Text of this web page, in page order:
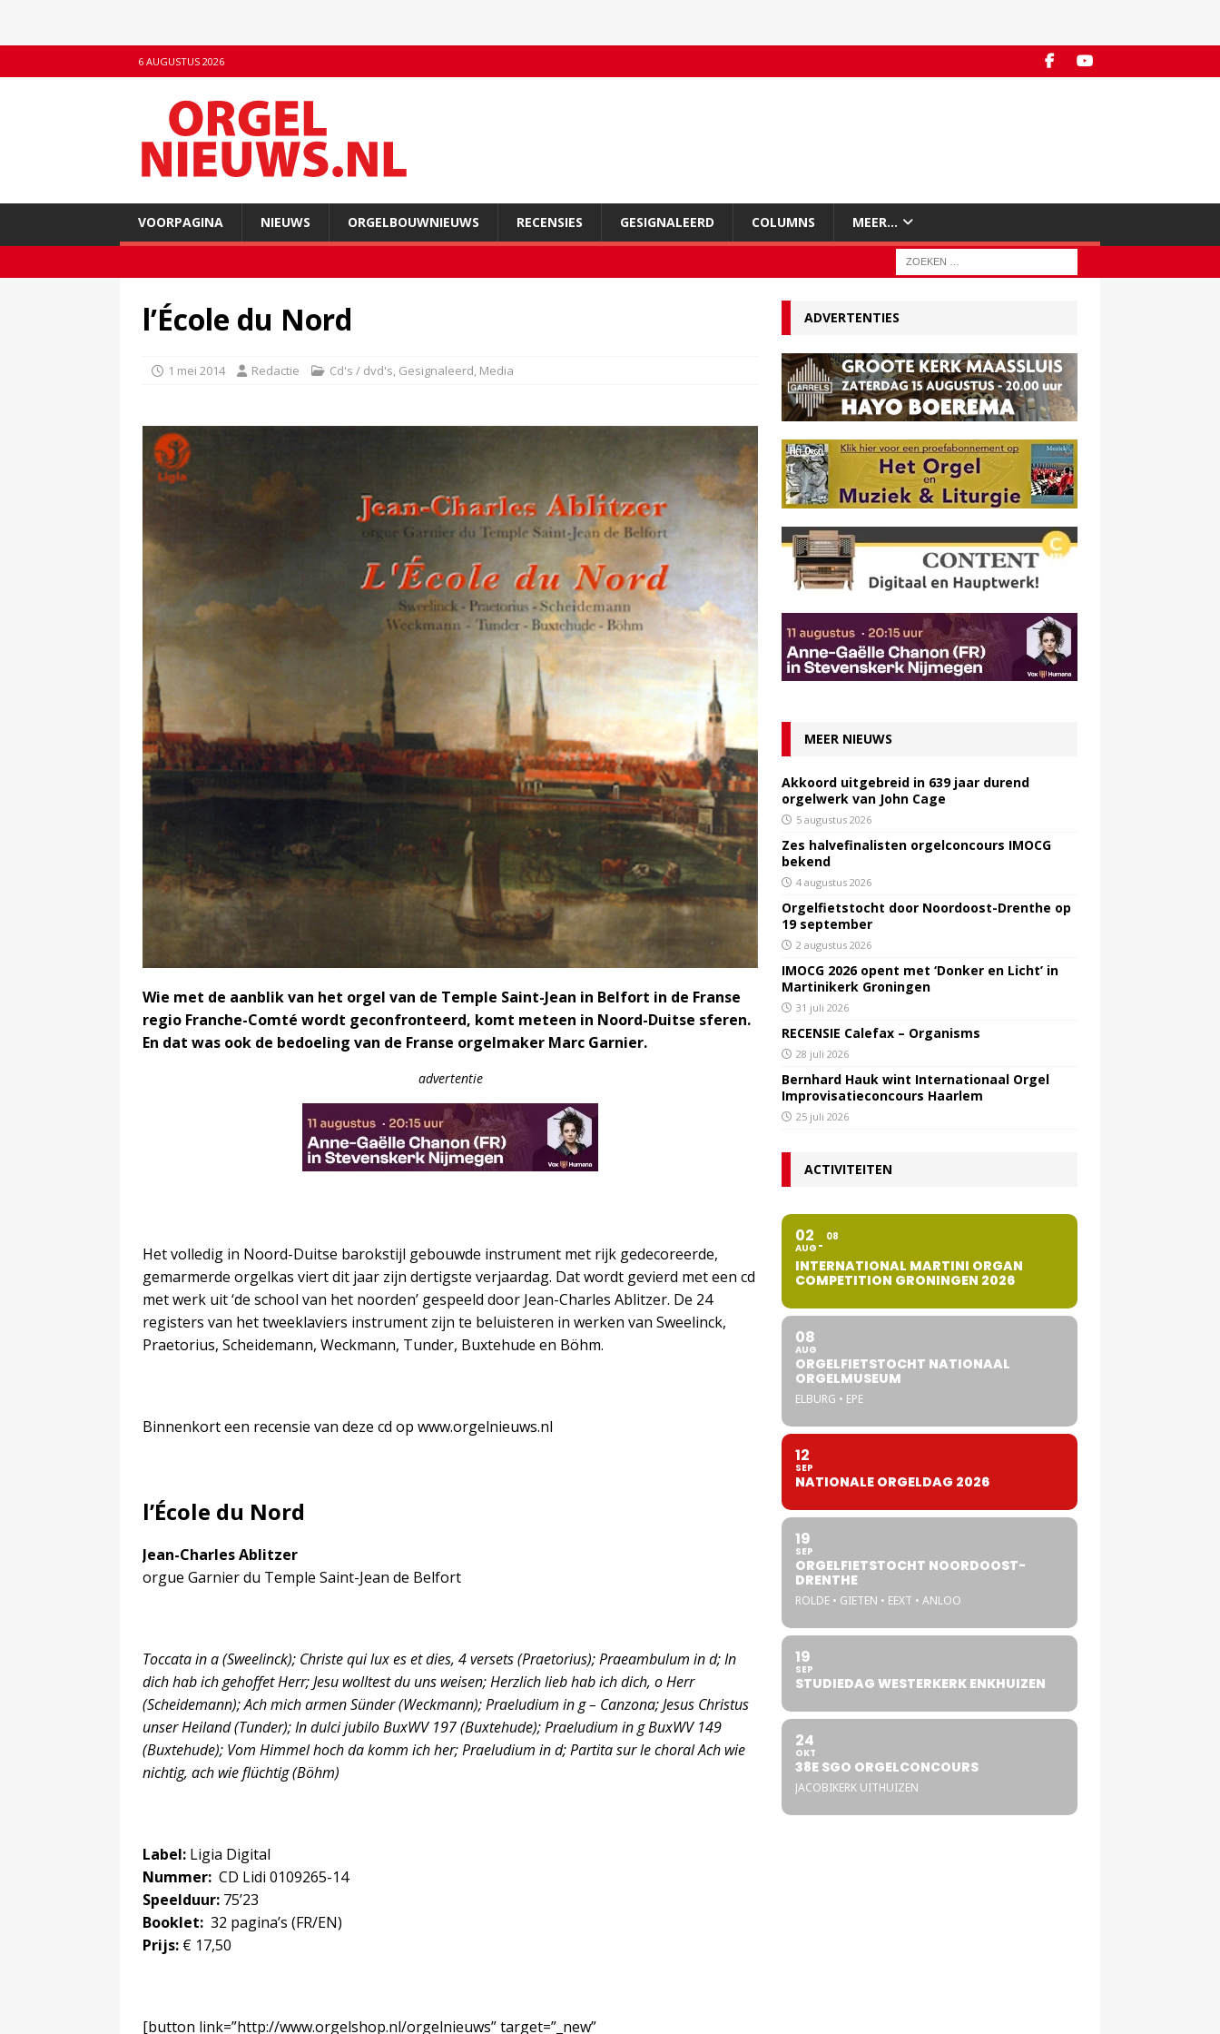
6 AUGUSTUS 2026
VOORPAGINA NIEUWS ORGELBOUWNIEUWS RECENSIES GESIGNALEERD COLUMNS MEER…
l’École du Nord
1 mei 2014 Redactie Cd's / dvd's, Gesignaleerd, Media
Wie met de aanblik van het orgel van de Temple Saint-Jean in Belfort in de Franse
regio Franche-Comté wordt geconfronteerd, komt meteen in Noord-Duitse sferen.
En dat was ook de bedoeling van de Franse orgelmaker Marc Garnier.
advertentie
Het volledig in Noord-Duitse barokstijl gebouwde instrument met rijk gedecoreerde,
gemarmerde orgelkas viert dit jaar zijn dertigste verjaardag. Dat wordt gevierd met een cd
met werk uit ‘de school van het noorden’ gespeeld door Jean-Charles Ablitzer. De 24
registers van het tweeklaviers instrument zijn te beluisteren in werken van Sweelinck,
Praetorius, Scheidemann, Weckmann, Tunder, Buxtehude en Böhm.
Binnenkort een recensie van deze cd op www.orgelnieuws.nl
l’École du Nord
Jean-Charles Ablitzer
orgue Garnier du Temple Saint-Jean de Belfort
Toccata in a (Sweelinck); Christe qui lux es et dies, 4 versets (Praetorius); Praeambulum in d; In
dich hab ich gehoffet Herr; Jesu wolltest du uns weisen; Herzlich lieb hab ich dich, o Herr
(Scheidemann); Ach mich armen Sünder (Weckmann); Praeludium in g – Canzona; Jesus Christus
unser Heiland (Tunder); In dulci jubilo BuxWV 197 (Buxtehude); Praeludium in g BuxWV 149
(Buxtehude); Vom Himmel hoch da komm ich her; Praeludium in d; Partita sur le choral Ach wie
nichtig, ach wie flüchtig (Böhm)
Label: Ligia Digital
Nummer: CD Lidi 0109265-14
Speelduur: 75’23
Booklet: 32 pagina’s (FR/EN)
Prijs: € 17,50
[button link=”http://www.orgelshop.nl/orgelnieuws” target=”_new”
ADVERTENTIES
MEER NIEUWS
Akkoord uitgebreid in 639 jaar durend
orgelwerk van John Cage
5 augustus 2026
Zes halvefinalisten orgelconcours IMOCG
bekend
4 augustus 2026
Orgelfietstocht door Noordoost-Drenthe op
19 september
2 augustus 2026
IMOCG 2026 opent met ‘Donker en Licht’ in
Martinikerk Groningen
31 juli 2026
RECENSIE Calefax – Organisms
28 juli 2026
Bernhard Hauk wint Internationaal Orgel
Improvisatieconcours Haarlem
25 juli 2026
ACTIVITEITEN
02
AUG
08
INTERNATIONAL MARTINI ORGAN
COMPETITION GRONINGEN 2026
08
AUG
ORGELFIETSTOCHT NATIONAAL
ORGELMUSEUM
ELBURG • EPE
12
SEP
NATIONALE ORGELDAG 2026
19
SEP
ORGELFIETSTOCHT NOORDOOST-
DRENTHE
ROLDE • GIETEN • EEXT • ANLOO
19
SEP
STUDIEDAG WESTERKERK ENKHUIZEN
24
OKT
38E SGO ORGELCONCOURS
JACOBIKERK UITHUIZEN